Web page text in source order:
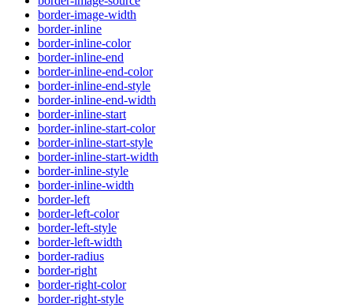
border-image-width
border-inline
border-inline-color
border-inline-end
border-inline-end-color
border-inline-end-style
border-inline-end-width
border-inline-start
border-inline-start-color
border-inline-start-style
border-inline-start-width
border-inline-style
border-inline-width
border-left
border-left-color
border-left-style
border-left-width
border-radius
border-right
border-right-color
border-right-style